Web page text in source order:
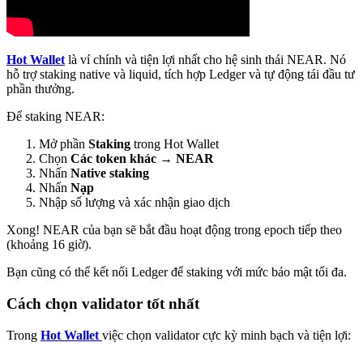
Hot Wallet là ví chính và tiện lợi nhất cho hệ sinh thái NEAR. Nó
hỗ trợ staking native và liquid, tích hợp Ledger và tự động tái đầu tư
phần thưởng.
Để staking NEAR:
Mở phần Staking trong Hot Wallet
Chọn Các token khác → NEAR
Nhấn Native staking
Nhấn Nạp
Nhập số lượng và xác nhận giao dịch
Xong! NEAR của bạn sẽ bắt đầu hoạt động trong epoch tiếp theo
(khoảng 16 giờ).
Bạn cũng có thể kết nối Ledger để staking với mức bảo mật tối đa.
Cách chọn validator tốt nhất
Trong Hot Wallet việc chọn validator cực kỳ minh bạch và tiện lợi: